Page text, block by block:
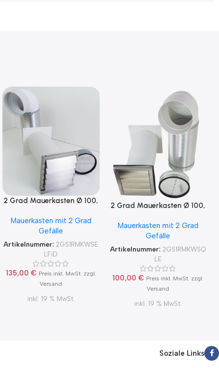
2 Grad Mauerkasten Ø 100,
Dunstabzug
Rückstauklappe 2GS1-R-
MKWSELFiD, runter zur
Haube mit Aluflex
Mauerkasten mit 2 Grad
Gefälle
Artikelnummer: 2GS1RMKWSE
LFiD
135,00 € Preis inkl. MwSt. zzgl.
Versand
inkl. 19 % MwSt.
2 Grad Mauerkasten Ø 100,
Dunstabzug
Rückstauklappe 2GS1-R-
MKWSQLE, runter zur
Haube mit Aluflex
Mauerkasten mit 2 Grad
Gefälle
Artikelnummer: 2GS1RMKWSQ
LE
100,00 € Preis inkl. MwSt. zzgl.
Versand
inkl. 19 % MwSt.
Soziale Links